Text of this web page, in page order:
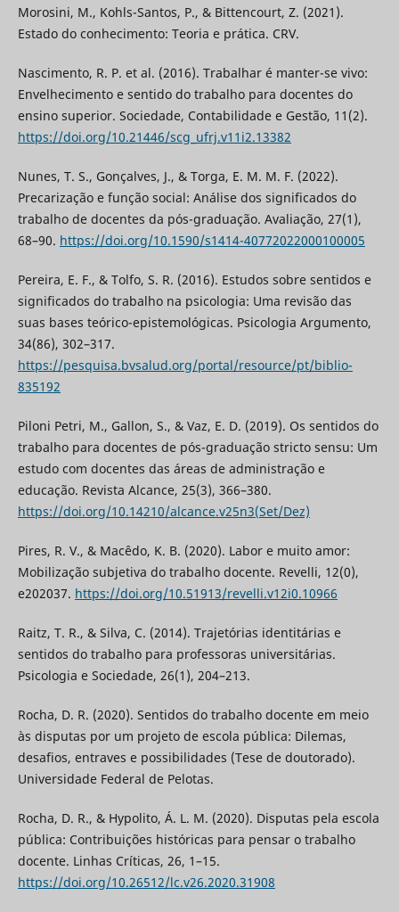
Morosini, M., Kohls-Santos, P., & Bittencourt, Z. (2021).
Estado do conhecimento: Teoria e prática. CRV.
Nascimento, R. P. et al. (2016). Trabalhar é manter-se vivo:
Envelhecimento e sentido do trabalho para docentes do
ensino superior. Sociedade, Contabilidade e Gestão, 11(2).
https://doi.org/10.21446/scg_ufrj.v11i2.13382
Nunes, T. S., Gonçalves, J., & Torga, E. M. M. F. (2022).
Precarização e função social: Análise dos significados do
trabalho de docentes da pós-graduação. Avaliação, 27(1),
68–90. https://doi.org/10.1590/s1414-40772022000100005
Pereira, E. F., & Tolfo, S. R. (2016). Estudos sobre sentidos e
significados do trabalho na psicologia: Uma revisão das
suas bases teórico-epistemológicas. Psicologia Argumento,
34(86), 302–317.
https://pesquisa.bvsalud.org/portal/resource/pt/biblio-
835192
Piloni Petri, M., Gallon, S., & Vaz, E. D. (2019). Os sentidos do
trabalho para docentes de pós-graduação stricto sensu: Um
estudo com docentes das áreas de administração e
educação. Revista Alcance, 25(3), 366–380.
https://doi.org/10.14210/alcance.v25n3(Set/Dez)
Pires, R. V., & Macêdo, K. B. (2020). Labor e muito amor:
Mobilização subjetiva do trabalho docente. Revelli, 12(0),
e202037. https://doi.org/10.51913/revelli.v12i0.10966
Raitz, T. R., & Silva, C. (2014). Trajetórias identitárias e
sentidos do trabalho para professoras universitárias.
Psicologia e Sociedade, 26(1), 204–213.
Rocha, D. R. (2020). Sentidos do trabalho docente em meio
às disputas por um projeto de escola pública: Dilemas,
desafios, entraves e possibilidades (Tese de doutorado).
Universidade Federal de Pelotas.
Rocha, D. R., & Hypolito, Á. L. M. (2020). Disputas pela escola
pública: Contribuições históricas para pensar o trabalho
docente. Linhas Críticas, 26, 1–15.
https://doi.org/10.26512/lc.v26.2020.31908